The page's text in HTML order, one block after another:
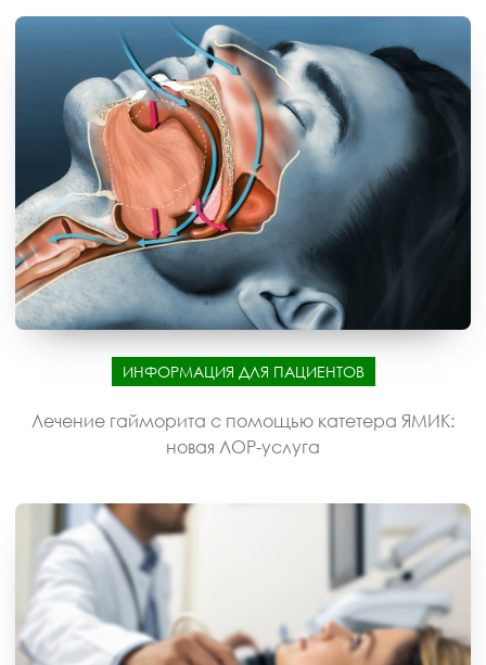
ИНФОРМАЦИЯ ДЛЯ ПАЦИЕНТОВ
Лечение гайморита с помощью катетера ЯМИК:
новая ЛОР-услуга